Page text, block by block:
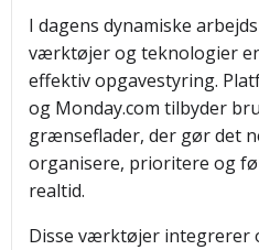
I dagens dynamiske
værktøjer og teknologier
effektiv opgavestyring.
og Monday.com tilbyder
grænseflader, der gør det
organisere, prioritere og
realtid.
Disse værktøjer integrerer